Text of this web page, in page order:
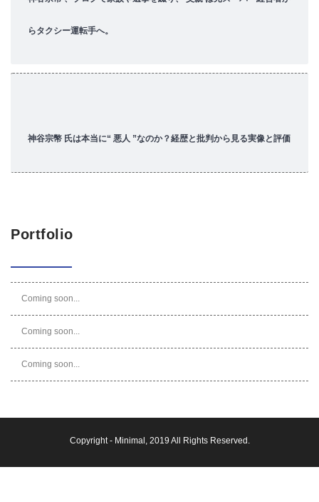
らタクシー運転手へ。
神谷宗幣 氏は本当に“ 悪人 ”なのか？経歴と批判から見る実像と評価
Portfolio
Coming soon...
Coming soon...
Coming soon...
Copyright - Minimal , 2019 All Rights Reserved.